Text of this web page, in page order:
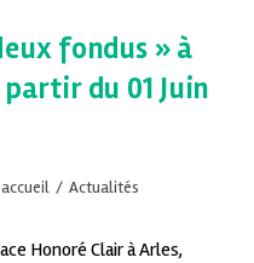
fondus » à
du 01 Juin
accueil / Actualités
Honoré Clair à Arles,